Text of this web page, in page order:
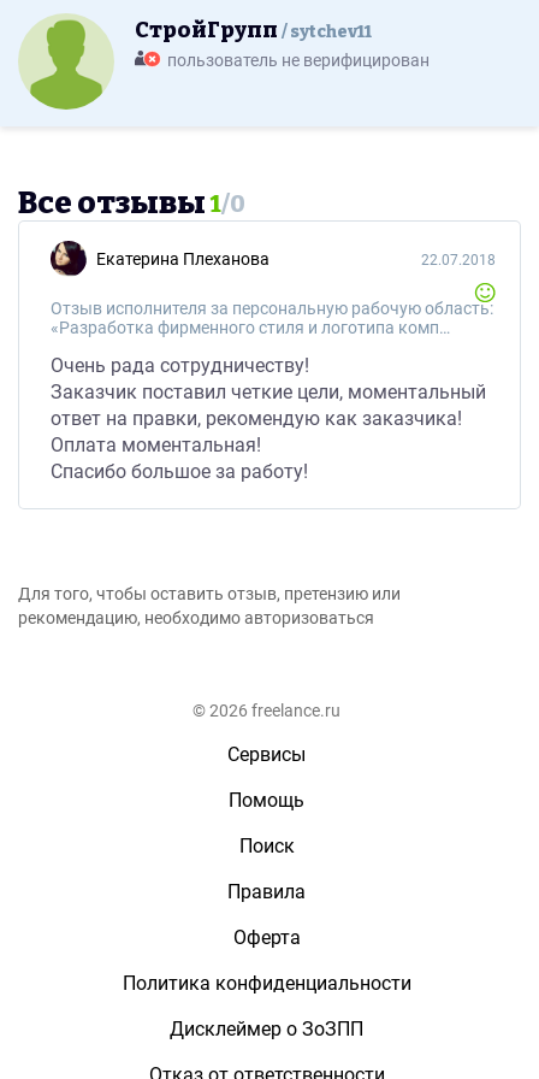
СтройГрупп sytchev11
пользователь не верифицирован
Все отзывы1/0
Екатерина Плеханова
Отзыв исполнителя за персональную рабочую область:
«Разработка фирменного стиля и логотипа компании Строй Групп»
22.07.2018
Очень рада сотрудничеству!
Заказчик поставил четкие цели, моментальный
ответ на правки, рекомендую как заказчика!
Оплата моментальная!
Спасибо большое за работу!
Для того, чтобы оставить отзыв, претензию или
рекомендацию, необходимо авторизоваться
© 2026 freelance.ru
Сервисы
Помощь
Поиск
Правила
Оферта
Политика конфиденциальности
Дисклеймер о ЗоЗПП